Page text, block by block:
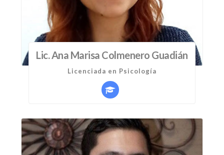
Lic. Ana Marisa Colmenero Guadián
Licenciada en Psicología